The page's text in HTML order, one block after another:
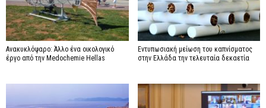
Ανακυκλόψαρο: Άλλο ένα οικολογικό
έργο από την Medochemie Hellas
Εντυπωσιακή μείωση του καπνίσματος
στην Ελλάδα την τελευταία δεκαετία